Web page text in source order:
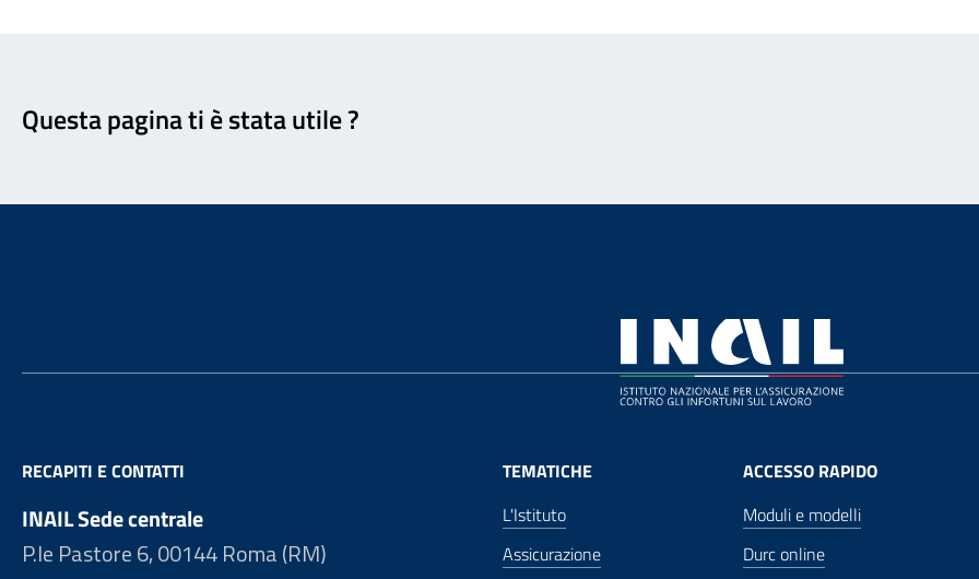
Questa pagina ti è stata utile ?
RECAPITI E CONTATTI
INAIL Sede centrale
P.le Pastore 6, 00144 Roma (RM)
TEMATICHE
L'Istituto
Assicurazione
ACCESSO RAPIDO
Moduli e modelli
Durc online